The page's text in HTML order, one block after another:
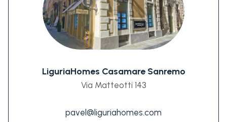
LiguriaHomes Casamare Sanremo
Via Matteotti 143
pavel@liguriahomes.com